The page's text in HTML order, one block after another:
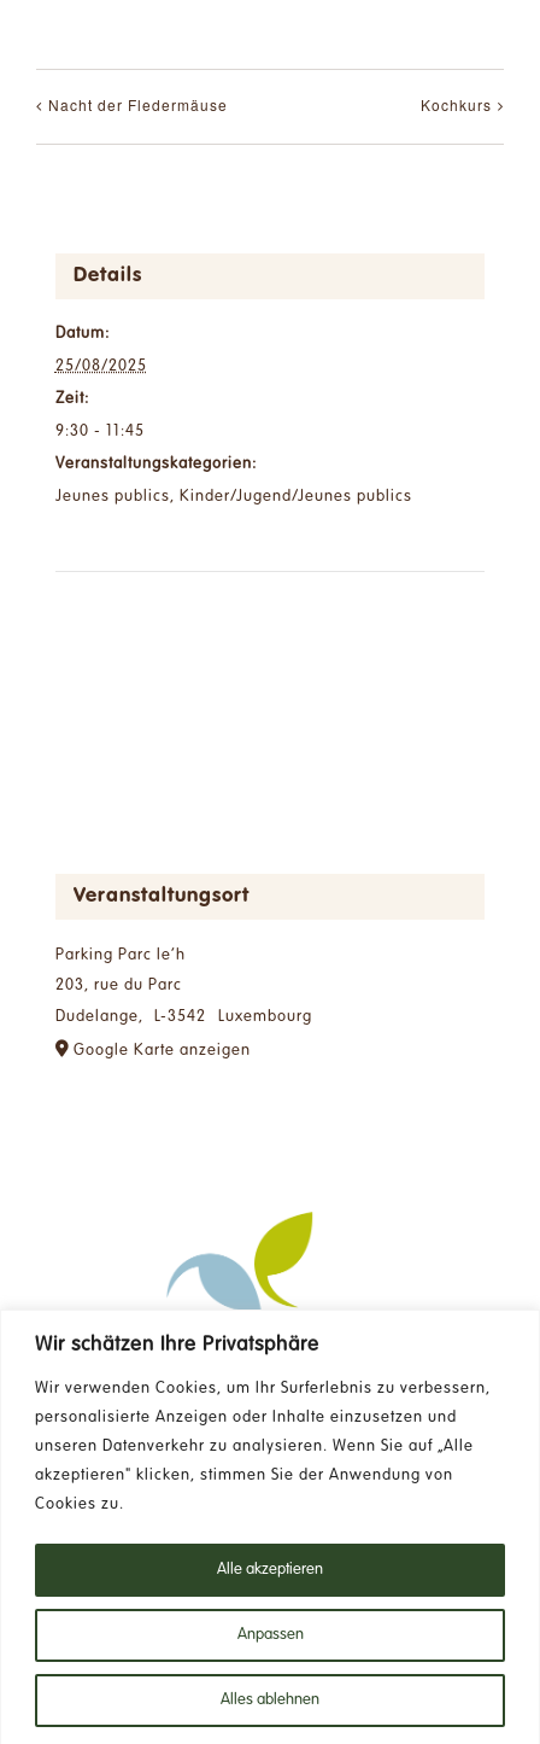
Wir schätzen Ihre Privatsphäre
Wir verwenden Cookies, um Ihr Surferlebnis zu verbessern,
personalisierte Anzeigen oder Inhalte einzusetzen und
unseren Datenverkehr zu analysieren. Wenn Sie auf „Alle
akzeptieren" klicken, stimmen Sie der Anwendung von
Cookies zu.
Anpassen
Alles ablehnen
Alle akzeptieren
Nacht der Fledermäuse Kochkurs
Details
Datum:
25/08/2025
Zeit:
9:30 - 11:45
Veranstaltungskategorien:
Jeunes publics, Kinder/Jugend/Jeunes publics
Veranstaltungsort
Parking Parc le’h
203, rue du Parc
Dudelange, L-3542
Luxembourg
Google Karte anzeigen
Kontakt
FAQ
Newsletter
Datenschutzrichtlinie